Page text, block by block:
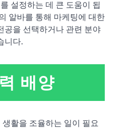
설정하는 데 큰 도움이 됩
알바를 통해 마케팅에 대한
공을 선택하거나 관련 분야
니다.
배양
활을 조율하는 일이 필요